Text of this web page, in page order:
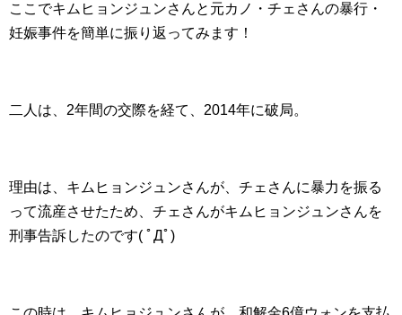
ここでキムヒョンジュンさんと元カノ・チェさんの暴行・
妊娠事件を簡単に振り返ってみます！
二人は、2年間の交際を経て、2014年に破局。
理由は、キムヒョンジュンさんが、チェさんに暴力を振る
って流産させたため、チェさんがキムヒョンジュンさんを
刑事告訴したのです( ﾟДﾟ)